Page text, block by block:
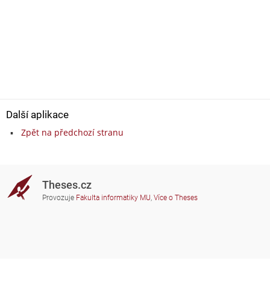
Další aplikace
Zpět na předchozí stranu
Theses.cz
Provozuje Fakulta informatiky MU, Více o Theses